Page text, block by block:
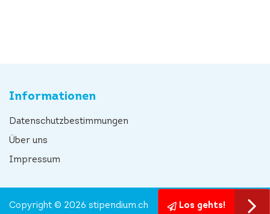
Informationen
Datenschutzbestimmungen
Über uns
Impressum
Los gehts!
Copyright © 2026 stipendium.ch